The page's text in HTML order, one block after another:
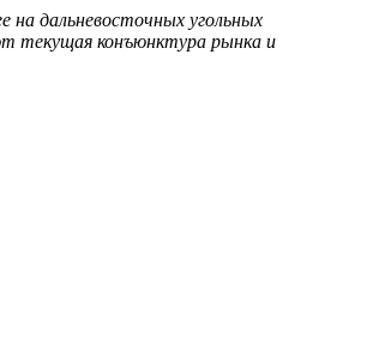
на дальневосточных угольных
текущая конъюнктура рынка и